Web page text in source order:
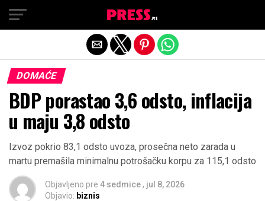
DOMAĆE
BDP porastao 3,6 odsto, inflacija
u maju 3,8 odsto
Izvoz pokrio 83,1 odsto uvoza, prosečna neto zarada u
martu premašila minimalnu potrošačku korpu za 115,1 odsto
Objavljeno pre 4 sedmice , jul 8, 2026
Objavio: biznis
Exit mobile version